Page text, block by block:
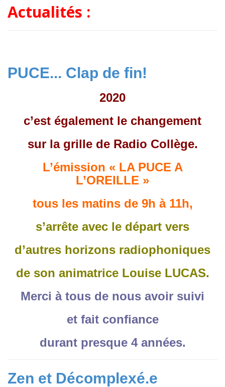
Actualités :
PUCE... Clap de fin!
2020
c’est également le changement
sur la grille de Radio Collège.
L’émission « LA PUCE A
L’OREILLE »
tous les matins de 9h à 11h,
s’arrête avec le départ vers
d’autres horizons radiophoniques
de son animatrice Louise LUCAS.
Merci à tous de nous avoir suivi
et fait confiance
durant presque 4 années.
Zen et Décomplexé.e